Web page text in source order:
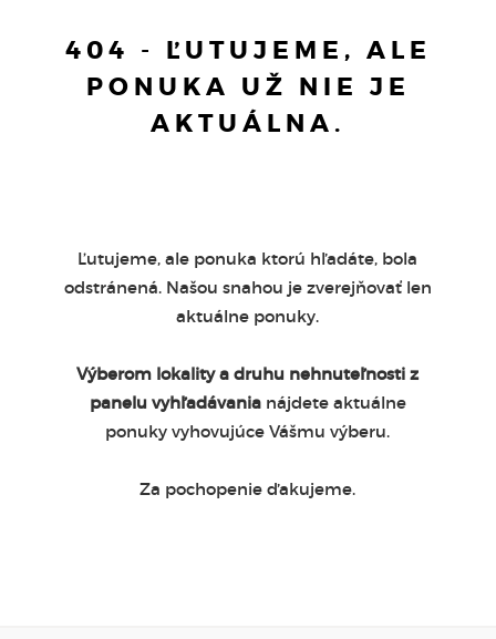
404 - ĽUTUJEME, ALE
PONUKA UŽ NIE JE
AKTUÁLNA.
Ľutujeme, ale ponuka ktorú hľadáte, bola
odstránená. Našou snahou je zverejňovať len
aktuálne ponuky.
Výberom lokality a druhu nehnuteľnosti z
panelu vyhľadávanianájdete aktuálne
ponuky vyhovujúce Vášmu výberu.
Za pochopenie ďakujeme.